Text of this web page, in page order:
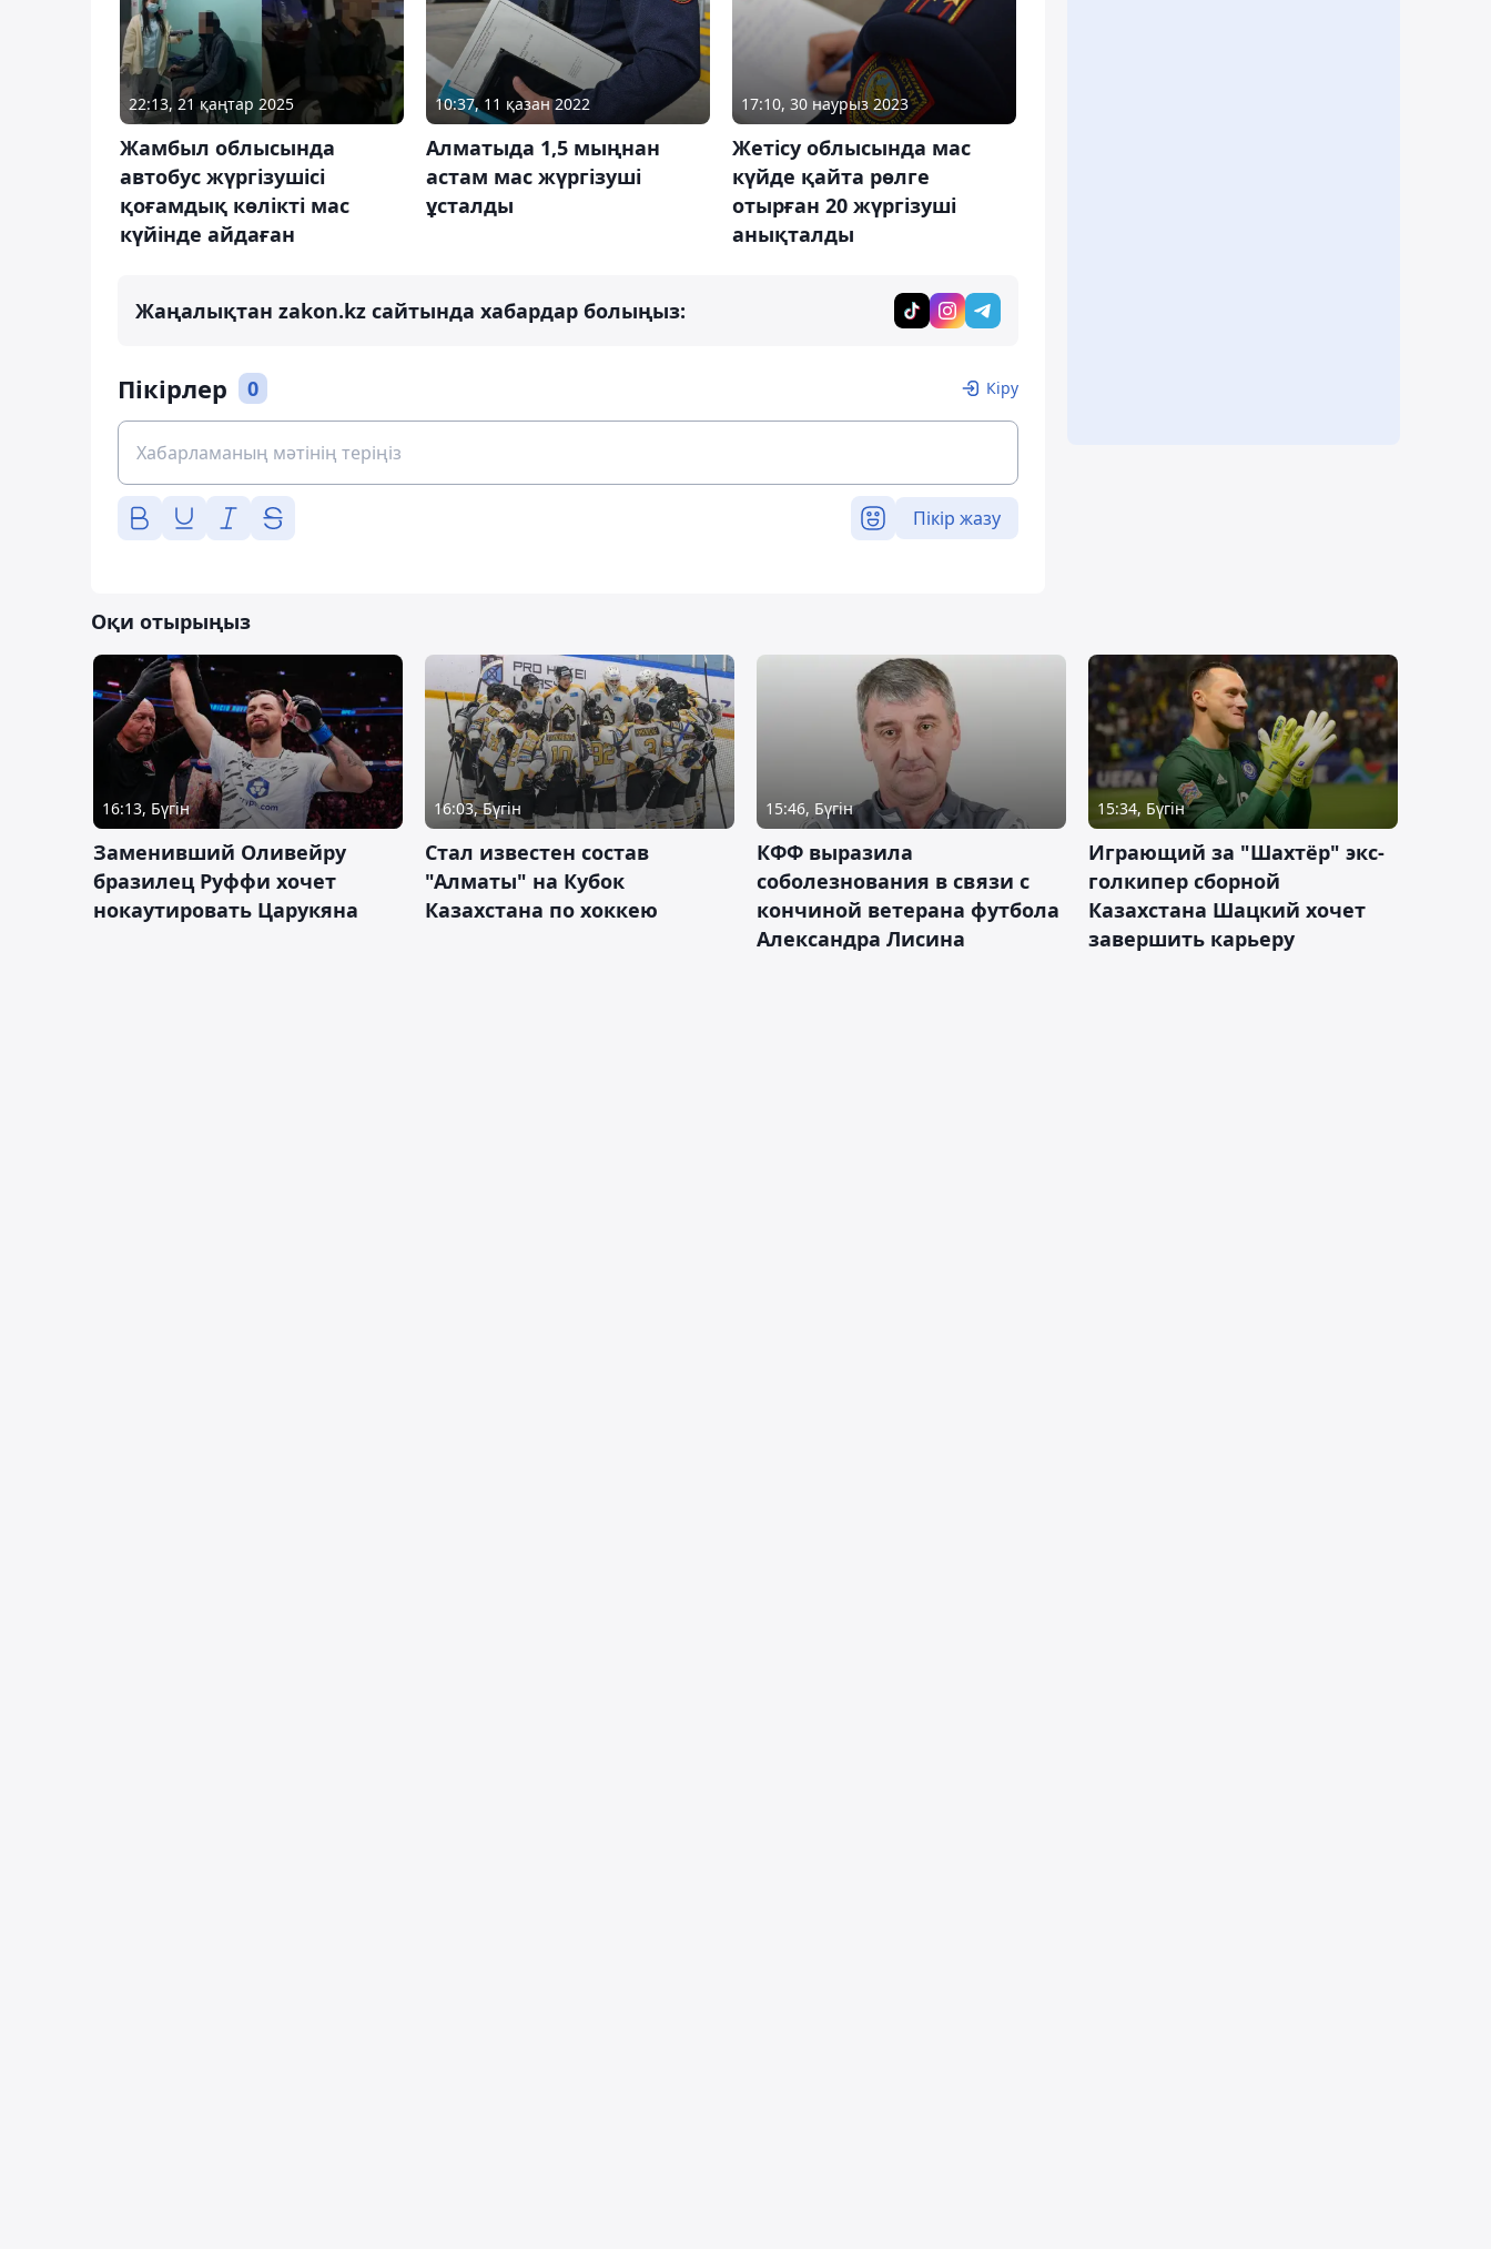
22:13, 21 қаңтар 2025
Жамбыл облысында
автобус жүргізушісі
қоғамдық көлікті мас
күйінде айдаған
10:37, 11 қазан 2022
Алматыда 1,5 мыңнан
астам мас жүргізуші
ұсталды
17:10, 30 наурыз 2023
Жетісу облысында мас
күйде қайта рөлге
отырған 20 жүргізуші
анықталды
Жаңалықтан zakon.kz сайтында хабардар болыңыз:
Пікірлер 0 Кіру
Пікір жазу
Оқи отырыңыз
16:13, Бүгін
Заменивший Оливейру
бразилец Руффи хочет
нокаутировать Царукяна
16:03, Бүгін
Стал известен состав
"Алматы" на Кубок
Казахстана по хоккею
15:46, Бүгін
КФФ выразила
соболезнования в связи с
кончиной ветерана футбола
Александра Лисина
15:34, Бүгін
Играющий за "Шахтёр" экс-
голкипер сборной
Казахстана Шацкий хочет
завершить карьеру